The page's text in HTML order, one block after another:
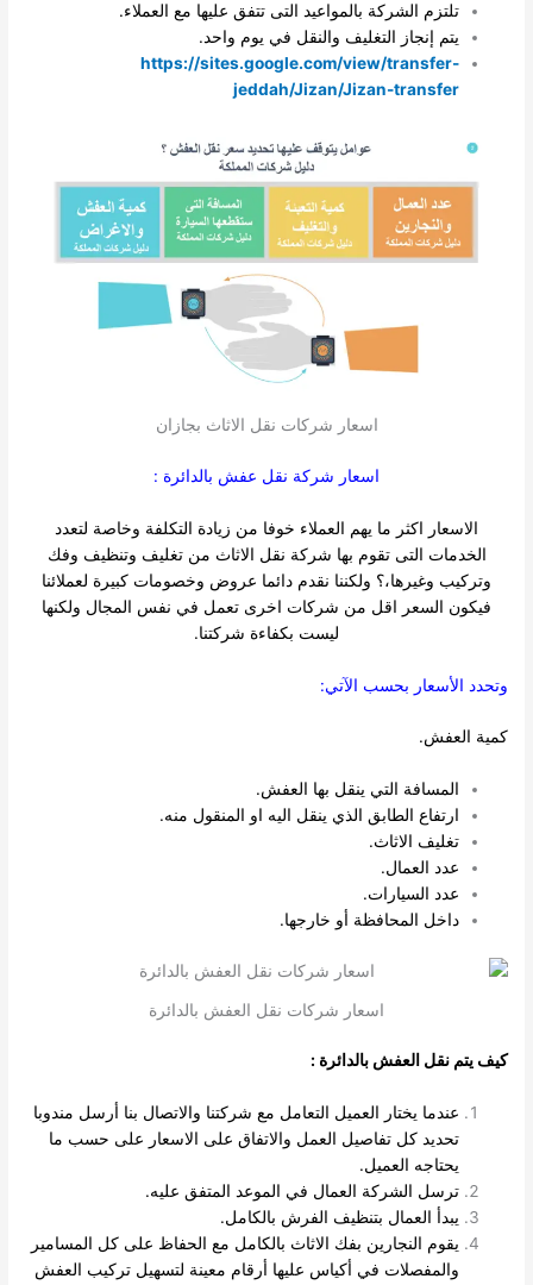
تلتزم الشركة بالمواعيد التى تتفق عليها مع العملاء.
يتم إنجاز التغليف والنقل في يوم واحد.
https://sites.google.com/view/transfer-
jeddah/Jizan/Jizan-transfer
اسعار شركات نقل الاثاث بجازان
اسعار شركة نقل عفش بالدائرة :
الاسعار اكثر ما يهم العملاء خوفا من زيادة التكلفة وخاصة لتعدد
الخدمات التى تقوم بها شركة نقل الاثاث من تغليف وتنظيف وفك
وتركيب وغيرها،؟ ولكننا نقدم دائما عروض وخصومات كبيرة لعملائنا
فيكون السعر اقل من شركات اخرى تعمل في نفس المجال ولكنها
ليست بكفاءة شركتنا.
الأسعار بحسب الآتي:
العفش.
المسافة التي ينقل بها العفش.
ارتفاع الطابق الذي ينقل اليه او المنقول منه.
تغليف الاثاث.
عدد العمال.
عدد السيارات.
داخل المحافظة أو خارجها.
اسعار شركات نقل العفش بالدائرة
يتم نقل العفش بالدائرة :
عندما يختار العميل التعامل مع شركتنا والاتصال بنا أرسل مندوبا
تحديد كل تفاصيل العمل والاتفاق على الاسعار على حسب ما
يحتاجه العميل.
ترسل الشركة العمال في الموعد المتفق عليه.
يبدأ العمال بتنظيف الفرش بالكامل.
يقوم النجارين بفك الاثاث بالكامل مع الحفاظ على كل المسامير
والمفصلات في أكياس عليها أرقام معينة لتسهيل تركيب العفش